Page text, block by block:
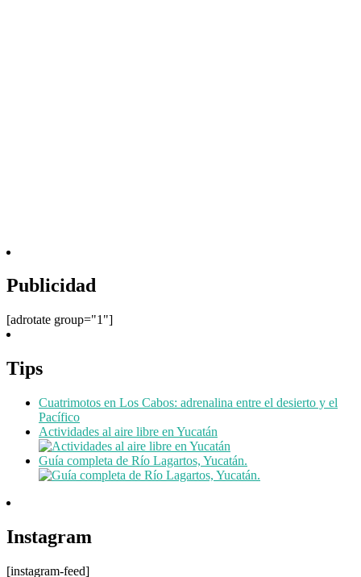
Publicidad
[adrotate group="1"]
Tips
Cuatrimotos en Los Cabos: adrenalina entre el desierto y el
Pacífico
Actividades al aire libre en Yucatán
Guía completa de Río Lagartos, Yucatán.
Instagram
[instagram-feed]